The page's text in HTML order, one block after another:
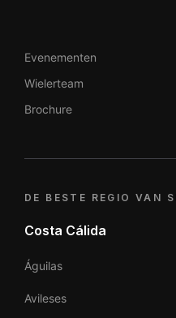
Evenementen
Wielerteam
Brochure
DE BESTE REGIO VAN
Costa Cálida
Águilas
Avileses